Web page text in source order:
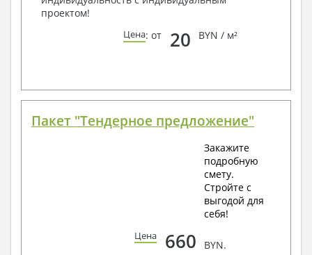
проектом!
Цена: от 20 BYN / м²
Пакет "Тендерное предложение"
Закажите
подробную
смету.
Стройте с
выгодой для
себя!
Цена 660 BYN.